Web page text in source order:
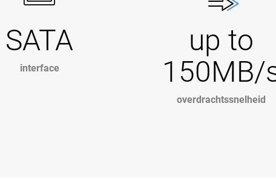
SATA
interface
up to
150MB/
overdrachtssnelheid